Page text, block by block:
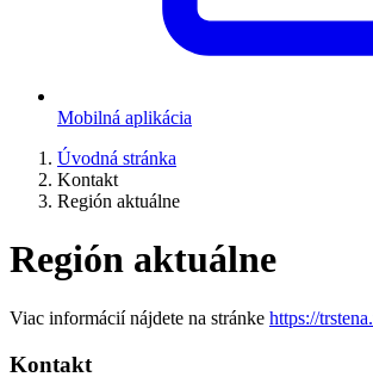
Mobilná aplikácia
Úvodná stránka
Kontakt
Región aktuálne
Región aktuálne
Viac informácií nájdete na stránke https://
Kontakt